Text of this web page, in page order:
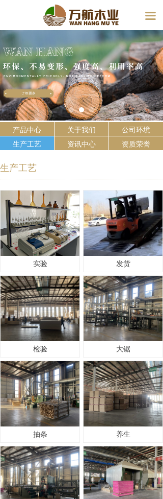
끀
产品中心
关于我们
公司环境
生产工艺
产品中心 关于我们
公司环境
生产工艺
资讯中心 资质荣誉
生产工艺
实验 发货
检验 大锯
抽条 养生